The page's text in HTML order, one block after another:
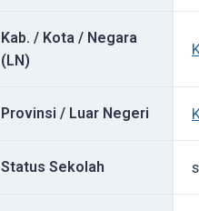
Kab. / Kota / Negara
(LN)
Provinsi / Luar Negeri
Status Sekolah